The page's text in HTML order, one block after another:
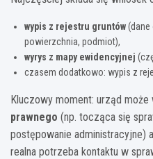
wypis z rejestru gruntów(dane
powierzchnia, podmiot),
wyrys z mapy ewidencyjnej
czasem dodatkowo: wypis z
Kluczowy moment: urząd może
prawnego (np. tocząca się
postępowanie administracyjne)
realna potrzeba kontaktu w